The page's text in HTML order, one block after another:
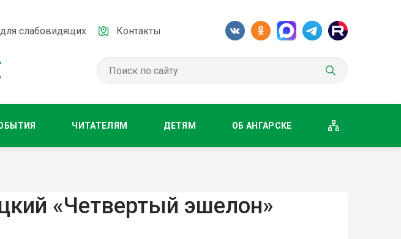
слабовидящих Контакты
ЧИТАТЕЛЯМ ДЕТЯМ ОБ АНГАРСКЕ
«Четвертый эшелон»